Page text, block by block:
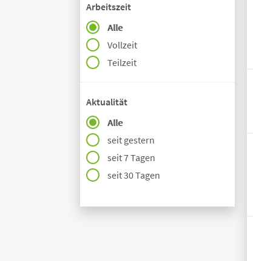
Arbeitszeit
Alle
Vollzeit
Teilzeit
Aktualität
Alle
seit gestern
seit 7 Tagen
seit 30 Tagen